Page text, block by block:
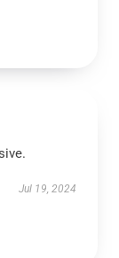
Jul 19, 2024